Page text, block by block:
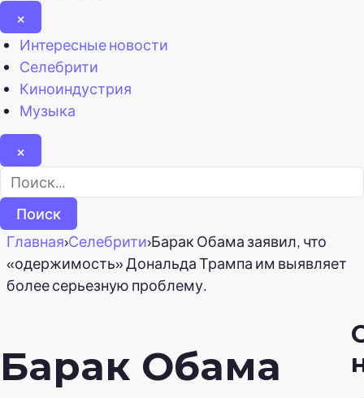
×
Закрыть
меню
Интересные новости
Селебрити
Киноиндустрия
Музыка
×
Найти:
Главная›Селебрити›Барак Обама заявил, что
«одержимость» Дональда Трампа им выявляет
более серьезную проблему.
Барак Обама